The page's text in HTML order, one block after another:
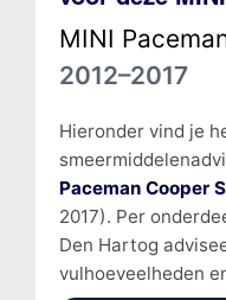
MINI
2012–2017
Hieronder vind je
Paceman Cooper
2017). Per
Den Hartog
vulhoeveelheden